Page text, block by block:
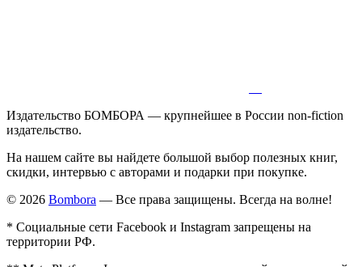
Издательство БОМБОРА — крупнейшее в России non-fiction
издательство.
На нашем сайте вы найдете большой выбор полезных книг,
скидки, интервью с авторами и подарки при покупке.
© 2026 Bombora — Все права защищены. Всегда на волне!
* Социальные сети Facebook и Instagram запрещены на
территории РФ.